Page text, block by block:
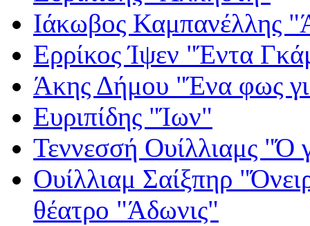
Ιάκωβος Καμπανέλλης
Ερρίκος Ίψεν "Έντα
Άκης Δήμου "Ένα φως
Ευριπίδης "Ίων"
Τεννεσσή Ουίλλιαμς "Ό
Ουίλλιαμ Σαίξπηρ
θέατρο "Άδωνις"